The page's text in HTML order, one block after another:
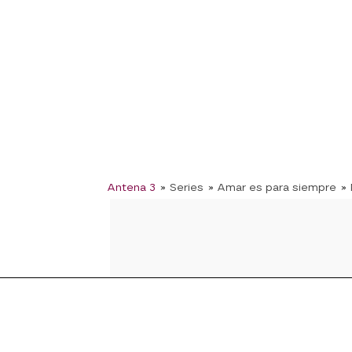
Antena 3 » Series » Amar es para siempre »